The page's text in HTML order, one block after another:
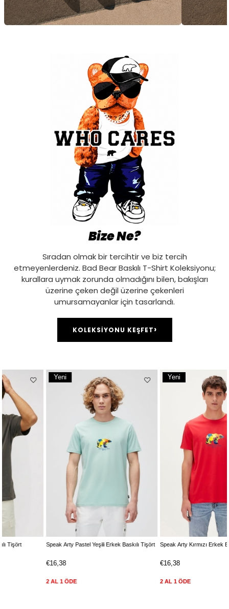
Bize Ne?
Sıradan olmak bir tercihtir ve biz tercih
etmeyenlerdeniz. Bad Bear Baskılı T-Shirt Koleksiyonu;
kurallara uymak zorunda olmadığını bilen, bakışları
üzerine çeken değil üzerine çekenleri
umursamayanlar için tasarlandı.
KOLEKSİYONU KEŞFET›
Speak Arty Pastel Yeşili Erkek Baskılı Tişört
Ürün
Speak Arty Kırmızı Erkek Baskılı Tişört